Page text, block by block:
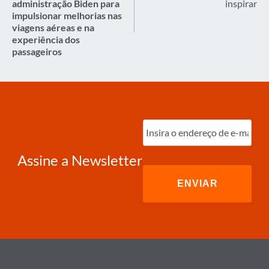
administração Biden para
impulsionar melhorias nas
viagens aéreas e na
experiência dos
passageiros
inspirar
Assine a Newsletter
Digite
o
e-